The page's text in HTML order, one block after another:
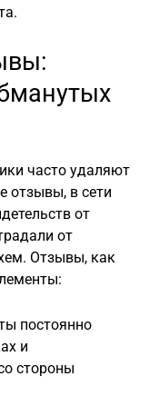
часто удаляют
отзывы, в сети
от
от
Отзывы, как
постоянно
и
стороны